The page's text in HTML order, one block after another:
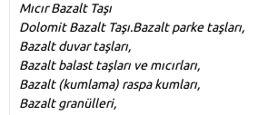
Mıcır Bazalt Taşı
Dolomit Bazalt Taşı.Bazalt parke taşları,
Bazalt duvar taşları,
Bazalt balast taşları ve mıcırları,
Bazalt (kumlama) raspa kumları,
Bazalt granülleri,